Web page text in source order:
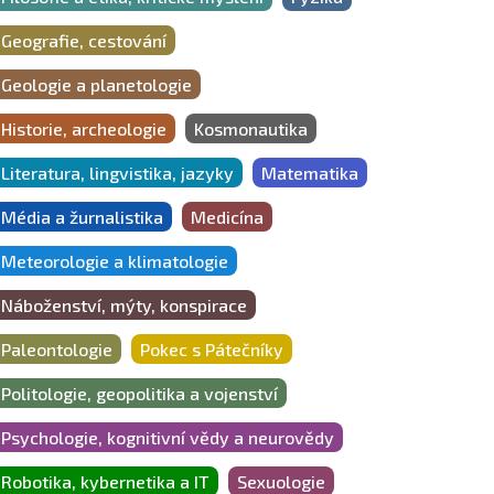
Geografie, cestování
Geologie a planetologie
Historie, archeologie Kosmonautika
Literatura, lingvistika, jazyky Matematika
Média a žurnalistika Medicína
Meteorologie a klimatologie
Náboženství, mýty, konspirace
Paleontologie Pokec s Pátečníky
Politologie, geopolitika a vojenství
Psychologie, kognitivní vědy a neurovědy
Robotika, kybernetika a IT Sexuologie